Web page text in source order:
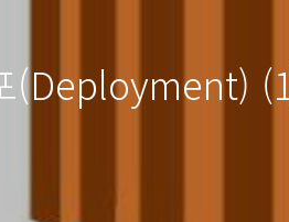
(Deployment)